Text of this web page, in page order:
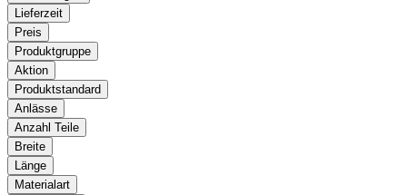
Lieferzeit
Preis
Produktgruppe
Aktion
Produktstandard
Anlässe
Anzahl Teile
Breite
Länge
Materialart